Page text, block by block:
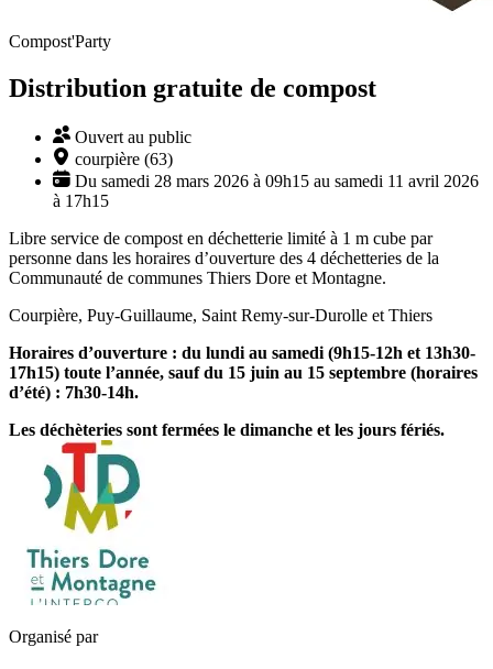
Compost'Party
Distribution gratuite de compost
Ouvert au public
courpière (63)
Du samedi 28 mars 2026 à 09h15 au samedi 11 avril 2026
à 17h15
Libre service de compost en déchetterie limité à 1 m cube par
personne dans les horaires d’ouverture des 4 déchetteries de la
Communauté de communes Thiers Dore et Montagne.
Courpière, Puy-Guillaume, Saint Remy-sur-Durolle et Thiers
Horaires d’ouverture : du lundi au samedi (9h15-12h et 13h30-
17h15) toute l’année, sauf du 15 juin au 15 septembre (horaires
d’été) : 7h30-14h.
Les déchèteries sont fermées le dimanche et les jours fériés.
Organisé par